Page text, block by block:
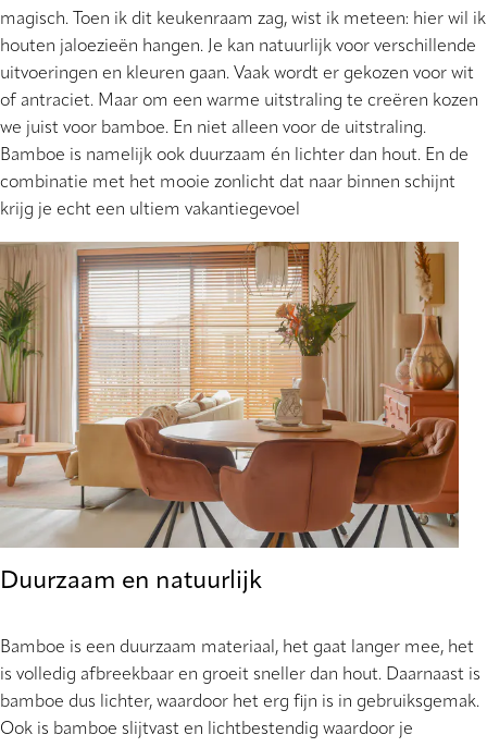
magisch. Toen ik dit keukenraam zag, wist ik meteen: hier wil ik
houten jaloezieën hangen. Je kan natuurlijk voor verschillende
uitvoeringen en kleuren gaan. Vaak wordt er gekozen voor wit
of antraciet. Maar om een warme uitstraling te creëren kozen
we juist voor bamboe. En niet alleen voor de uitstraling.
Bamboe is namelijk ook duurzaam én lichter dan hout. En de
combinatie met het mooie zonlicht dat naar binnen schijnt
krijg je echt een ultiem vakantiegevoel
Duurzaam en natuurlijk
Bamboe is een duurzaam materiaal, het gaat langer mee, het
is volledig afbreekbaar en groeit sneller dan hout. Daarnaast is
bamboe dus lichter, waardoor het erg fijn is in gebruiksgemak.
Ook is bamboe slijtvast en lichtbestendig waardoor je